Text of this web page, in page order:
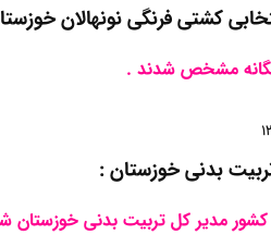
کشتی فرنگی نونهالان
مشخص شدند .
بدنی خوزستان :
مدیر کل تربیت بدنی خوزستان